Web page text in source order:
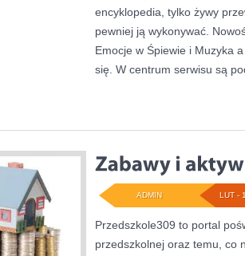
encyklopedia, tylko żywy
pewniej ją wykonywać.
Emocje w Śpiewie i Muzyka
się. W centrum serwisu są
LUT -
ADMIN
Przedszkole309 to portal
przedszkolnej oraz temu, co